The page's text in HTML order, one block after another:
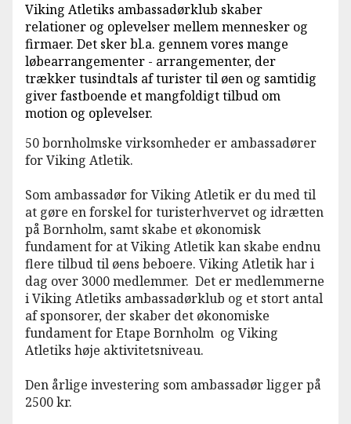
Viking Atletiks ambassadørklub skaber
relationer og oplevelser mellem mennesker og
firmaer. Det sker bl.a. gennem vores mange
løbearrangementer - arrangementer, der
trækker tusindtals af turister til øen og samtidig
giver fastboende et mangfoldigt tilbud om
motion og oplevelser.
50 bornholmske virksomheder er ambassadører
for Viking Atletik.
Som ambassadør for Viking Atletik er du med til
at gøre en forskel for turisterhvervet og idrætten
på Bornholm, samt skabe et økonomisk
fundament for at Viking Atletik kan skabe endnu
flere tilbud til øens beboere. Viking Atletik har i
dag over 3000 medlemmer. Det er medlemmerne
i Viking Atletiks ambassadørklub og et stort antal
af sponsorer, der skaber det økonomiske
fundament for Etape Bornholm og Viking
Atletiks høje aktivitetsniveau.
Den årlige investering som ambassadør ligger på
2500 kr.